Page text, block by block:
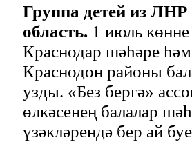
Группа детей из
область. 1 июль
Краснодар шәһәре
Краснодон районы
узды. «Без бергә»
өлкәсенең балалар
үзәкләрендә бер ай